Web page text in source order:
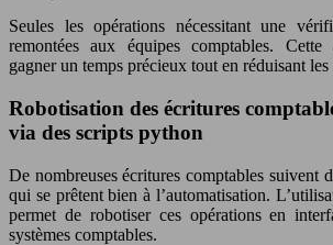
Seules les opérations nécessitant une
remontées aux équipes comptables.
gagner un temps précieux tout en réduisant les
Robotisation des écritures
via des scripts python
De nombreuses écritures comptables suivent
qui se prêtent bien à l’automatisation.
permet de robotiser ces opérations en
systèmes comptables.